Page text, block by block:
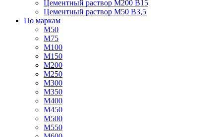
Цементный раствор М200 В15
Цементный раствор М50 В3,5
По маркам
М50
М75
М100
М150
М200
М250
М300
М350
М400
М450
М500
М550